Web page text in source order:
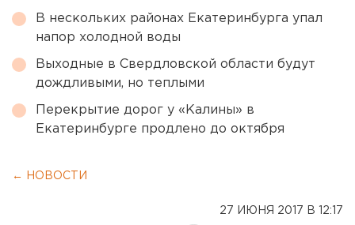
В нескольких районах Екатеринбурга упал
напор холодной воды
Выходные в Свердловской области будут
дождливыми, но теплыми
Перекрытие дорог у «Калины» в
Екатеринбурге продлено до октября
← НОВОСТИ
27 ИЮНЯ 2017 В 12:17